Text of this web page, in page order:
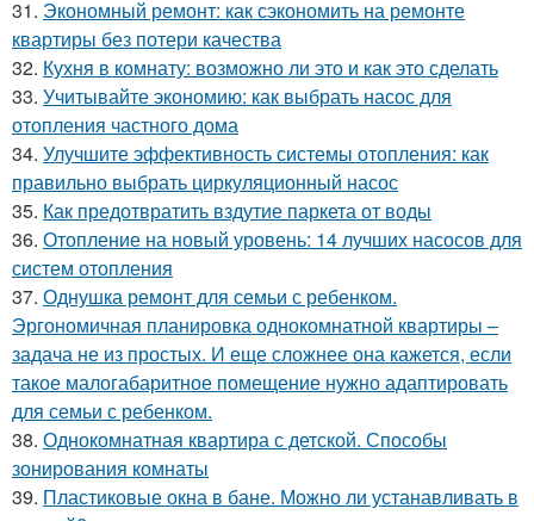
31. Экономный ремонт: как сэкономить на ремонте
квартиры без потери качества
32. Кухня в комнату: возможно ли это и как это сделать
33. Учитывайте экономию: как выбрать насос для
отопления частного дома
34. Улучшите эффективность системы отопления: как
правильно выбрать циркуляционный насос
35. Как предотвратить вздутие паркета от воды
36. Отопление на новый уровень: 14 лучших насосов для
систем отопления
37. Однушка ремонт для семьи с ребенком.
Эргономичная планировка однокомнатной квартиры –
задача не из простых. И еще сложнее она кажется, если
такое малогабаритное помещение нужно адаптировать
для семьи с ребенком.
38. Однокомнатная квартира с детской. Способы
зонирования комнаты
39. Пластиковые окна в бане. Можно ли устанавливать в